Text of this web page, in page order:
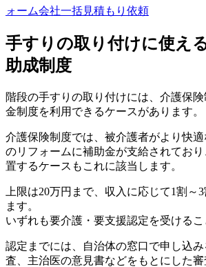
ォーム会社一括見積もり依頼
手すりの取り付けに使え
助成制度
階段の手すりの取り付けには、介護保
金制度を利用できるケースがあります。
介護保険制度では、被介護者がより快
のリフォームに補助金が支給されてお
置するケースもこれに該当します。
上限は20万円まで、収入に応じて1割～
ます。
いずれも要介護・要支援認定を受けるこ
認定までには、自治体の窓口で申し込
査、主治医の意見書などをもとにした